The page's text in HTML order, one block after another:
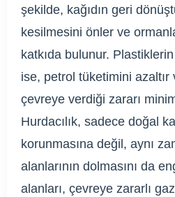
şekilde, kağıdın geri
kesilmesini önler ve
katkıda bulunur.
ise, petrol tüketimini azaltır
çevreye verdiği zararı
Hurdacılık, sadece doğal
korunmasına değil, aynı
alanlarının dolmasını da
alanları, çevreye zararlı